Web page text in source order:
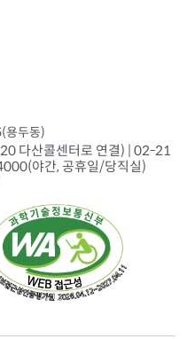
용두동)
다산콜센터로 연결) | 02-21
야간, 공휴일/당직실)